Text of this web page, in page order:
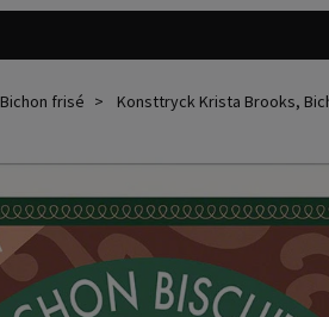
Bichon frisé Konsttryck Krista Brooks,